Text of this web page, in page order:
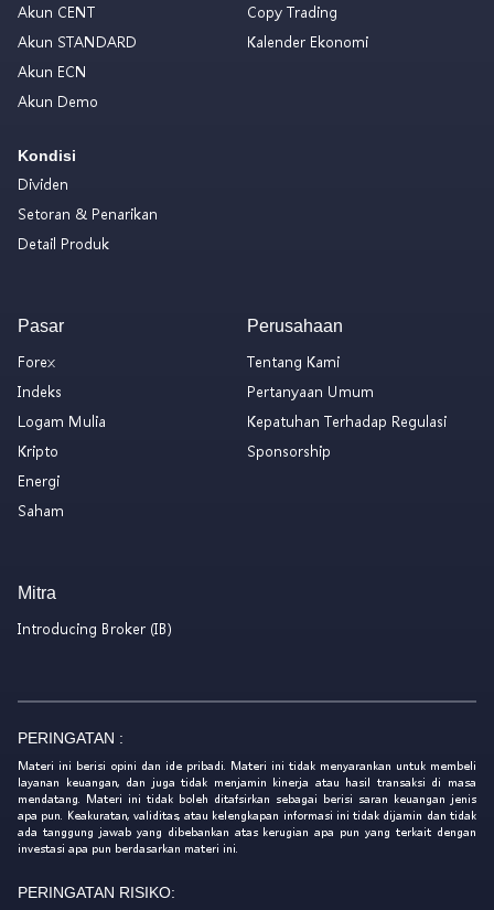
Akun CENT
Akun STANDARD
Akun ECN
Akun Demo
Kondisi
Dividen
Setoran & Penarikan
Detail Produk
Copy Trading
Kalender Ekonomi
Pasar
Forex
Indeks
Logam Mulia
Kripto
Energi
Saham
Perusahaan
Tentang Kami
Pertanyaan Umum
Kepatuhan Terhadap Regulasi
Sponsorship
Mitra
Introducing Broker (IB)
PERINGATAN :
Materi ini berisi opini dan ide pribadi. Materi ini tidak menyarankan untuk membeli
layanan keuangan, dan juga tidak menjamin kinerja atau hasil transaksi di masa
mendatang. Materi ini tidak boleh ditafsirkan sebagai berisi saran keuangan jenis
apa pun. Keakuratan, validitas, atau kelengkapan informasi ini tidak dijamin dan tidak
ada tanggung jawab yang dibebankan atas kerugian apa pun yang terkait dengan
investasi apa pun berdasarkan materi ini.
PERINGATAN RISIKO: